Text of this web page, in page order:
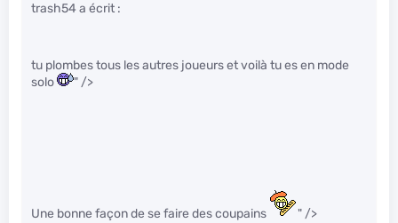
trash54 a écrit :
tu plombes tous les autres joueurs et voilà tu es en mode
solo
" />
Une bonne façon de se faire des coupains " />